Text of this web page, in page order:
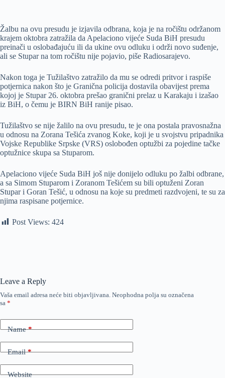
Žalbu na ovu presudu je izjavila odbrana, koja je na ročištu održanom
krajem oktobra zatražila da Apelaciono vijeće Suda BiH presudu
preinači u oslobađajuću ili da ukine ovu odluku i održi novo suđenje,
ali se Stupar na tom ročištu nije pojavio, piše Radiosarajevo.
Nakon toga je Tužilaštvo zatražilo da mu se odredi pritvor i raspiše
potjernica nakon što je Granična policija dostavila obavijest prema
kojoj je Stupar 26. oktobra prešao granični prelaz u Karakaju i izašao
iz BiH, o čemu je BIRN BiH ranije pisao.
Tužilaštvo se nije žalilo na ovu presudu, te je ona postala pravosnažna
u odnosu na Zorana Tešića zvanog Koke, koji je u svojstvu pripadnika
Vojske Republike Srpske (VRS) oslobođen optužbi za pojedine tačke
optužnice skupa sa Stuparom.
Apelaciono vijeće Suda BiH još nije donijelo odluku po žalbi odbrane,
a sa Simom Stuparom i Zoranom Tešićem su bili optuženi Zoran
Stupar i Goran Tešić, u odnosu na koje su predmeti razdvojeni, te su za
njima raspisane potjernice.
Post Views: 424
Leave a Reply
Vaša email adresa neće biti objavljivana. Neophodna polja su označena
sa *
Name*
Email*
Website